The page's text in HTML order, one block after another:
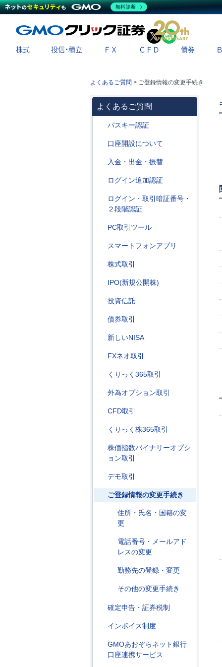
X
株式 投信・積立 ＦＸ ＣＦＤ 債券
よくあるご質問 > ご登録情報の変更手続き
よくあるご質問
パスキー認証
口座開設について
入金・出金・振替
ログイン追加認証
ログイン・取引暗証番号・
２段階認証
PC取引ツール
スマートフォンアプリ
株式取引
IPO(新規公開株)
投資信託
債券取引
新しいNISA
FXネオ取引
くりっく365取引
外為オプション取引
CFD取引
くりっく株365取引
株価指数バイナリーオプシ
ョン取引
デモ取引
ご登録情報の変更手続き
住所・氏名・国籍の変
更
電話番号・メールアド
レスの変更
勤務先の登録・変更
その他の変更手続き
確定申告・証券税制
インボイス制度
GMOあおぞらネット銀行
口座連携サービス
無料診断